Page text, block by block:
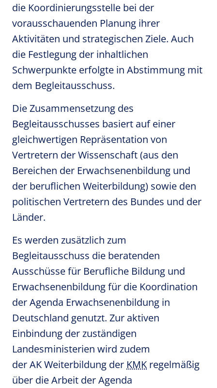
die Koordinierungsstelle bei der
vorausschauenden Planung ihrer
Aktivitäten und strategischen Ziele. Auch
die Festlegung der inhaltlichen
Schwerpunkte erfolgte in Abstimmung mit
dem Begleitausschuss.
Die Zusammensetzung des
Begleitausschusses basiert auf einer
gleichwertigen Repräsentation von
Vertretern der Wissenschaft (aus den
Bereichen der Erwachsenenbildung und
der beruflichen Weiterbildung) sowie den
politischen Vertretern des Bundes und der
Länder.
Es werden zusätzlich zum
Begleitausschuss die beratenden
Ausschüsse für Berufliche Bildung und
Erwachsenenbildung für die Koordination
der Agenda Erwachsenenbildung in
Deutschland genutzt. Zur aktiven
Einbindung der zuständigen
Landesministerien wird zudem
der AK Weiterbildung der KMK regelmäßig
über die Arbeit der Agenda